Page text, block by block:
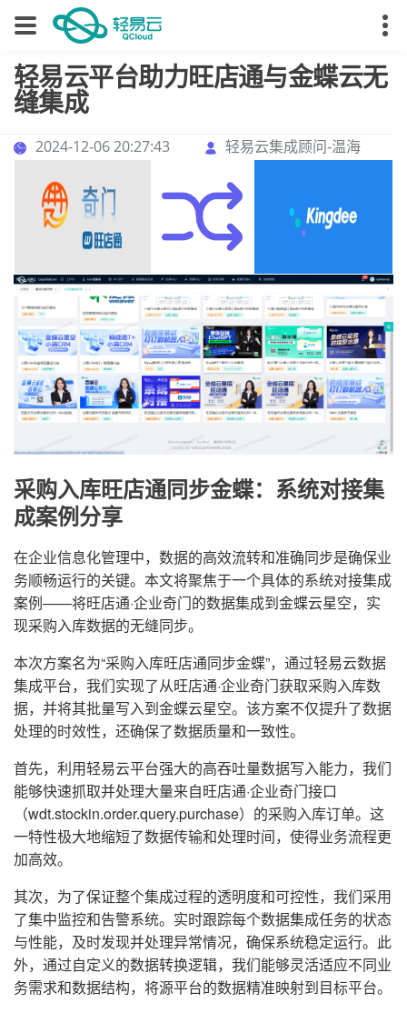
轻易云平台助力旺店通与金蝶云无
缝集成
2024-12-06 20:27:43 轻易云集成顾问-温海
采购入库旺店通同步金蝶：系统对接集
成案例分享
在企业信息化管理中，数据的高效流转和准确同步是确保业
务顺畅运行的关键。本文将聚焦于一个具体的系统对接集成
案例——将旺店通·企业奇门的数据集成到金蝶云星空，实
现采购入库数据的无缝同步。
本次方案名为“采购入库旺店通同步金蝶”，通过轻易云数据
集成平台，我们实现了从旺店通·企业奇门获取采购入库数
据，并将其批量写入到金蝶云星空。该方案不仅提升了数据
处理的时效性，还确保了数据质量和一致性。
首先，利用轻易云平台强大的高吞吐量数据写入能力，我们
能够快速抓取并处理大量来自旺店通·企业奇门接口
（wdt.stockin.order.query.purchase）的采购入库订单。这
一特性极大地缩短了数据传输和处理时间，使得业务流程更
加高效。
其次，为了保证整个集成过程的透明度和可控性，我们采用
了集中监控和告警系统。实时跟踪每个数据集成任务的状态
与性能，及时发现并处理异常情况，确保系统稳定运行。此
外，通过自定义的数据转换逻辑，我们能够灵活适应不同业
务需求和数据结构，将源平台的数据精准映射到目标平台。